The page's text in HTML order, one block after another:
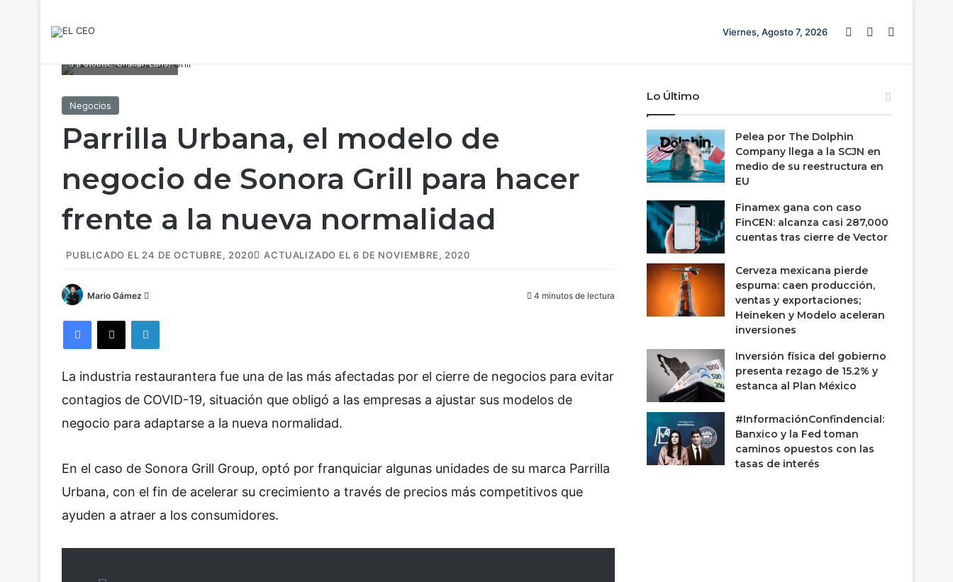
Viernes, Agosto 7, 2026 Barra lateral
Switch skin
(Fotoarte: Cristian Laris)
Negocios
Parrilla Urbana, el modelo de
negocio de Sonora Grill para hacer
frente a la nueva normalidad
PUBLICADO EL 24 DE OCTUBRE, 2020 ACTUALIZADO EL 6 DE NOVIEMBRE, 2020
Mario Gámez
l
w
o
4 minutos de lectura
La industria restaurantera fue una de las más afectadas por el cierre de negocios para evitar
contagios de COVID-19, situación que obligó a las empresas a ajustar sus modelos de
negocio para adaptarse a la nueva normalidad.
En el caso de Sonora Grill Group, optó por franquiciar algunas unidades de su marca Parrilla
Urbana, con el fin de acelerar su crecimiento a través de precios más competitivos que
ayuden a atraer a los consumidores.
Lo Último
Pelea por The Dolphin
Company llega a la SCJN en
medio de su reestructura en
EU
Finamex gana con caso
FinCEN: alcanza casi 287,000
cuentas tras cierre de Vector
Cerveza mexicana pierde
espuma: caen producción,
ventas y exportaciones;
Heineken y Modelo aceleran
inversiones
Inversión física del gobierno
presenta rezago de 15.2% y
estanca al Plan México
#InformaciónConfindencial:
Banxico y la Fed toman
caminos opuestos con las
tasas de interés